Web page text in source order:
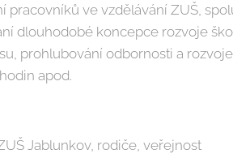
pracovníků ve vzdělávání ZUŠ,
dlouhodobé koncepce rozvoje
prohlubování odbornosti a
apod.
Jablunkov, rodiče, veřejnost